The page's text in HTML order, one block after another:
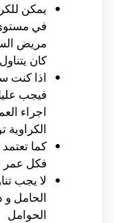
يمكن
في
مريض
كان
اذا كنت
فيجب
اجراء
كما
فكل عمر
لا يجب
الحامل و
الحوامل